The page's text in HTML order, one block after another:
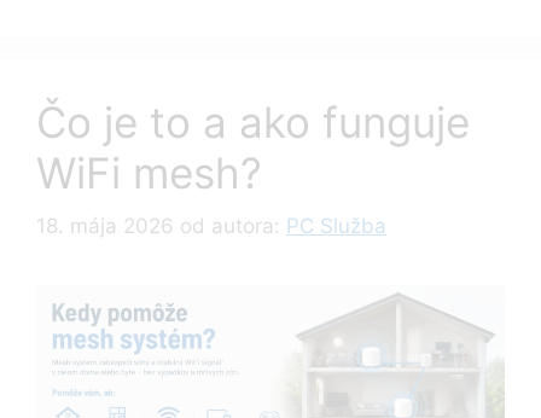
Čo je to a ako funguje
WiFi mesh?
18. mája 2026 od autora: PC Služba